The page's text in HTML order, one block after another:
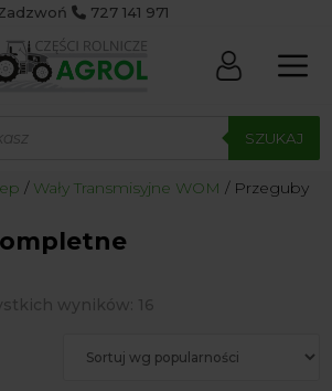
727 141 971
SZUKAJ
/ Wały Transmisyjne WOM / Przeguby
wyników: 16
popularności